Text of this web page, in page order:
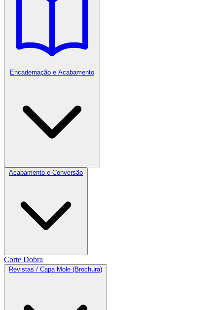
Encadernação e Acabamento
Acabamento e Conversão
Corte Dobra
Revistas / Capa Mole (Brochura)